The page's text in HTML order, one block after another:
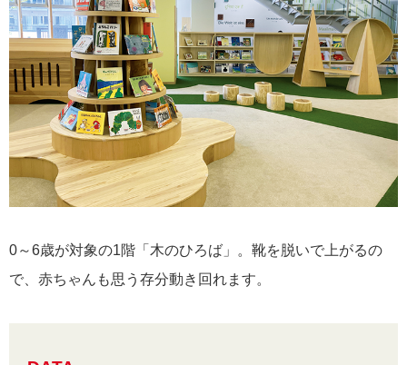
0～6歳が対象の1階「木のひろば」。靴を脱いで上がるの
で、赤ちゃんも思う存分動き回れます。